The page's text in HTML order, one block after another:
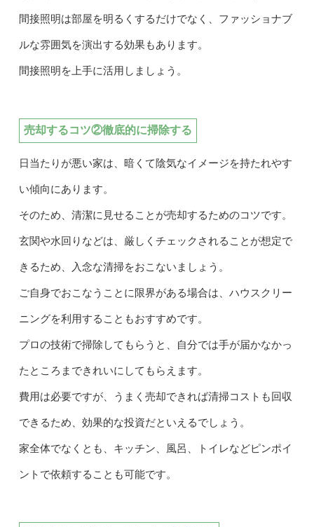
間接照明は部屋を明るくするだけでなく、ファッショナブ
ルな雰囲気を演出する効果もあります。
間接照明を上手に活用しましょう。
売却するコツ②徹底的に掃除する
日当たりが悪い家は、暗くて陰気なイメージを持たれやす
い傾向にあります。
そのため、清潔に見せることが売却するためのコツです。
玄関や水回りなどは、厳しくチェックされることが想定で
きるため、入念な清掃をおこないましょう。
ご自身でおこなうことに限界がある場合は、ハウスクリー
ニングを利用することもおすすめです。
プロの技術で掃除してもらうと、自分では手が届かなかっ
たところまできれいにしてもらえます。
費用は必要ですが、うまく売却できれば清掃コストも回収
できるため、効果的な投資だといえるでしょう。
家全体でなくとも、キッチン、風呂、トイレなどピンポイ
ントで依頼することも可能です。